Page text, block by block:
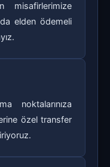
misafirlerimize
elden ödemeli
noktalarınıza
özel transfer